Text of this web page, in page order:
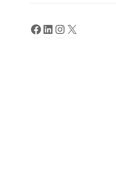
Facebook
LinkedIn
Instagram
X